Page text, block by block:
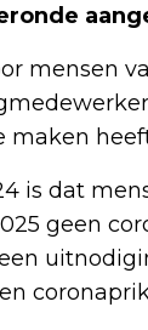
mensen
is dat
geen